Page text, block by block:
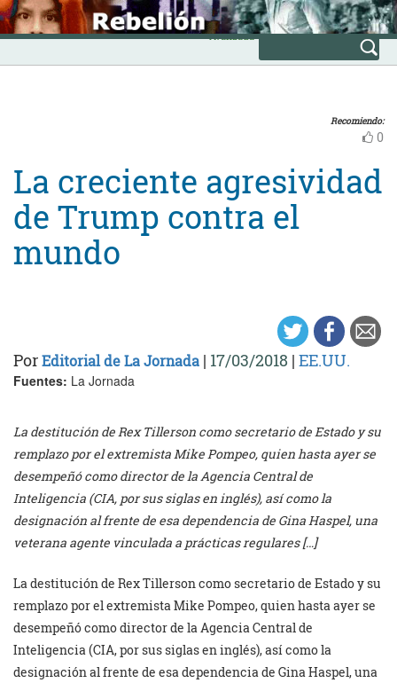
Skip
to
content
INICIO
Avanzada
Recomiendo:
0
La creciente agresividad
de Trump contra el
mundo
PorEditorial de La Jornada | 17/03/2018 | EE.UU.
Fuentes: La Jornada
La destitución de Rex Tillerson como secretario de Estado y su
remplazo por el extremista Mike Pompeo, quien hasta ayer se
desempeñó como director de la Agencia Central de
Inteligencia (CIA, por sus siglas en inglés), así como la
designación al frente de esa dependencia de Gina Haspel, una
veterana agente vinculada a prácticas regulares […]
La destitución de Rex Tillerson como secretario de Estado y su
remplazo por el extremista Mike Pompeo, quien hasta ayer se
desempeñó como director de la Agencia Central de
Inteligencia (CIA, por sus siglas en inglés), así como la
designación al frente de esa dependencia de Gina Haspel, una